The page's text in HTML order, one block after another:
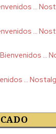
…
…
Bienvenidos …
…